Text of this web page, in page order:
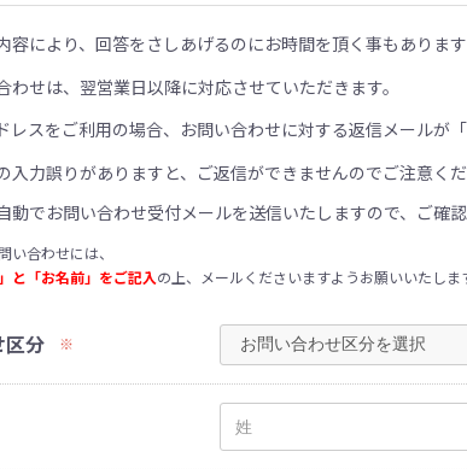
容により、回答をさしあげるのにお時間を頂く事もあります
わせは、翌営業日以降に対応させていただきます。
レスをご利用の場合、お問い合わせに対する返信メールが
入力誤りがありますと、ご返信ができませんのでご注意くだ
動でお問い合わせ受付メールを送信いたしますので、ご確認
い合わせには、
と「お名前」をご記入の上、メールくださいますようお願いいたしま
区分 ※